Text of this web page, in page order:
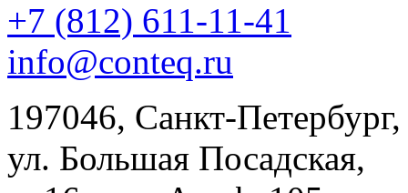
+7 (812) 611-11-41
info@conteq.ru
197046, Санкт-Петербург,
ул. Большая Посадская,